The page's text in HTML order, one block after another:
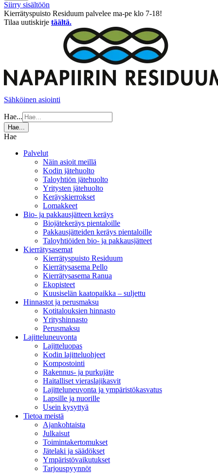
Siirry sisältöön
Kierrätyspuisto Residuum palvelee ma-pe klo 7-18!
Tilaa uutiskirje täältä.
Sähköinen asiointi
Hae...
Hae...
Hae
Palvelut
Näin asioit meillä
Kodin jätehuolto
Taloyhtiön jätehuolto
Yritysten jätehuolto
Keräyskierrokset
Lomakkeet
Bio- ja pakkausjätteen keräys
Biojätekeräys pientaloille
Pakkausjätteiden keräys pientaloille
Taloyhtiöiden bio- ja pakkausjätteet
Kierrätysasemat
Kierrätyspuisto Residuum
Kierrätysasema Pello
Kierrätysasema Ranua
Ekopisteet
Kuusiselän kaatopaikka – suljettu
Hinnastot ja perusmaksu
Kotitalouksien hinnasto
Yrityshinnasto
Perusmaksu
Lajitteluneuvonta
Lajitteluopas
Kodin lajitteluohjeet
Kompostointi
Rakennus- ja purkujäte
Haitalliset vieraslajikasvit
Lajitteluneuvonta ja ympäristökasvatus
Lapsille ja nuorille
Usein kysyttyä
Tietoa meistä
Ajankohtaista
Julkaisut
Toimintakertomukset
Jätelaki ja säädökset
Ympäristövaikutukset
Tarjouspyynnöt